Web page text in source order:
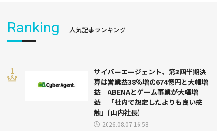
Ranking 人気記事ランキング
サイバーエージェント、第3四半期決
算は営業益38％増の674億円と大幅増
益 ABEMAとゲーム事業が大幅増
益 「社内で想定したよりも良い感
触」(山内社長)
2026.08.07 16:58